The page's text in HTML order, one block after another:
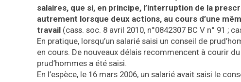
salaires, que si, en principe, l’interruption de la
autrement lorsque deux actions, au cours d’une
travail (cass. soc. 8 avril 2010, n°0842307 BC V n° 91 ;
En pratique, lorsqu’un salarié saisi un conseil de
en cours. De nouveaux délais recommencent à courir
prud’hommes a été saisi.
En l’espèce, le 16 mars 2006, un salarié avait saisi le